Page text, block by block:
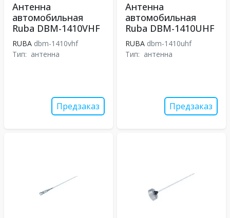
Антенна
автомобильная
Ruba DBM-1410VHF
RUBA dbm-1410vhf
Тип: антенна
Предзаказ
Антенна
автомобильная
Ruba DBM-1410UHF
RUBA dbm-1410uhf
Тип: антенна
Предзаказ